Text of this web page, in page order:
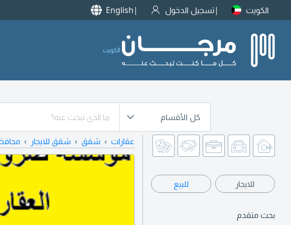
الكويت تسجيل الدخول English
الكويت
كل الأقسام
للايجار للبيع
بحث متقدم
عقارات شقق شقق للايجار